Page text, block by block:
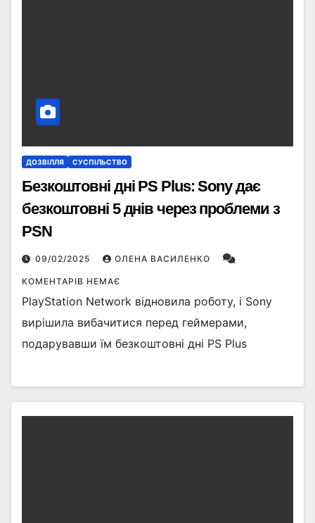
ДОЗВІЛЛЯ СУСПІЛЬСТВО
Безкоштовні дні PS Plus: Sony дає
безкоштовні 5 днів через проблеми з
PSN
09/02/2025 ОЛЕНА ВАСИЛЕНКО
КОМЕНТАРІВ НЕМАЄ
PlayStation Network відновила роботу, і Sony
вирішила вибачитися перед геймерами,
подарувавши їм безкоштовні дні PS Plus